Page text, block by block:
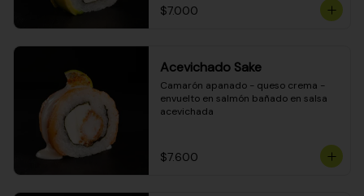
$7.000
Acevichado Sake
Camarón apanado - queso crema -
envuelto en salmón bañado en salsa
acevichada
$7.600